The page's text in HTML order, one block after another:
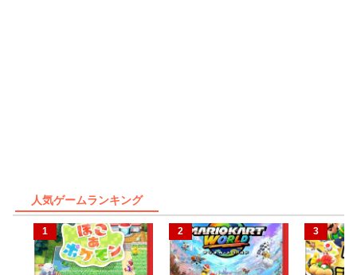
人気ゲームランキング